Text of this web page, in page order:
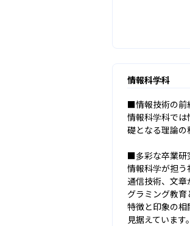
情報科学科
■情報技術の前
情報科学科で
礎となる理論の
■多彩な卒業研
情報科学が担
通信技術、文
グラミング教
特徴と印象の
見据えています。